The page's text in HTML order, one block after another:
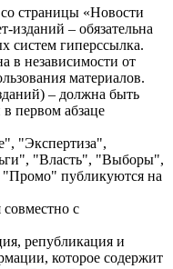
страницы «Новости
изданий – обязательна
систем гиперссылка.
в независимости от
материалов.
– должна быть
первом абзаце
"Экспертиза",
"Власть", "Выборы",
публикуются на
совместно с
републикация и
которое содержит